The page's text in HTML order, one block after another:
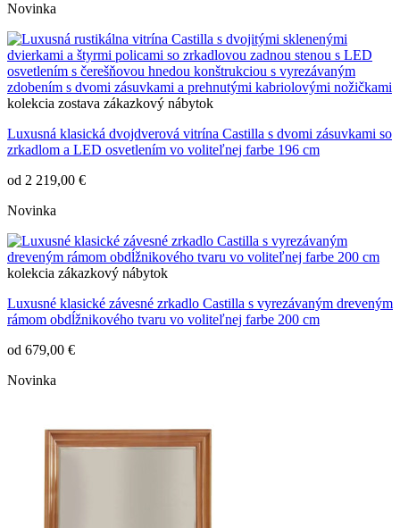
Novinka
kolekcia zostava zákazkový nábytok
Luxusná klasická dvojdverová vitrína Castilla s dvomi zásuvkami so
zrkadlom a LED osvetlením vo voliteľnej farbe 196 cm
od 2 219,00 €
Novinka
kolekcia zákazkový nábytok
Luxusné klasické závesné zrkadlo Castilla s vyrezávaným dreveným
rámom obdĺžnikového tvaru vo voliteľnej farbe 200 cm
od 679,00 €
Novinka